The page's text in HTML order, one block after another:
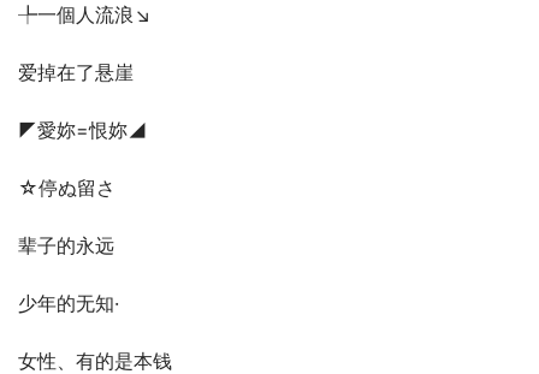
╄一個人流浪↘
爱掉在了悬崖
◤愛妳=恨妳◢
☆停ぬ留さ
辈子的永远
少年的无知·
女性、有的是本钱